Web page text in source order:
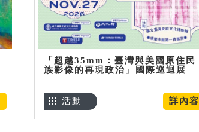
「超越35mm：臺灣與美國原住民
族影像的再現政治」國際巡迴展
詳內容
活動